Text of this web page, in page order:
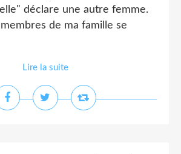
déclare une autre femme.
de ma famille se
Lire la suite